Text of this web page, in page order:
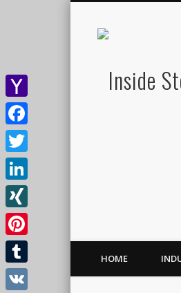
HOME
Yahoo
Mail
Facebook
Twitter
LinkedIn
XING
Pinterest
Tumblr